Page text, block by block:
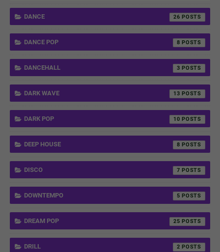
DANCE 26
DANCE POP 8
DANCEHALL 3
DARK WAVE 13
DARK POP 10
DEEP HOUSE 8
DISCO 7
DOWNTEMPO 5
DREAM POP 25
DRILL 2